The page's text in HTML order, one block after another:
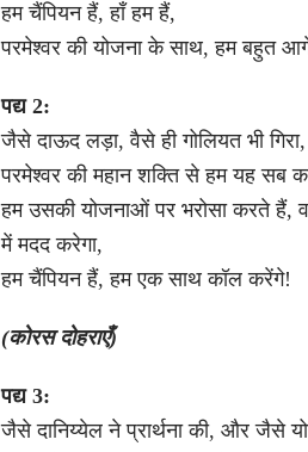
हम चैंपियन हैं, हाँ हम हैं,
परमेश्वर की योजना के साथ, हम बहुत
पद्य 2:
जैसे दाऊद लड़ा, वैसे ही गोलियत भी गिरा,
परमेश्वर की महान शक्ति से हम यह सब
हम उसकी योजनाओं पर भरोसा करते हैं,
में मदद करेगा,
हम चैंपियन हैं, हम एक साथ कॉल करेंगे!
(कोरस दोहराएँ)
पद्य 3:
जैसे दानिय्येल ने प्रार्थना की, और जैसे